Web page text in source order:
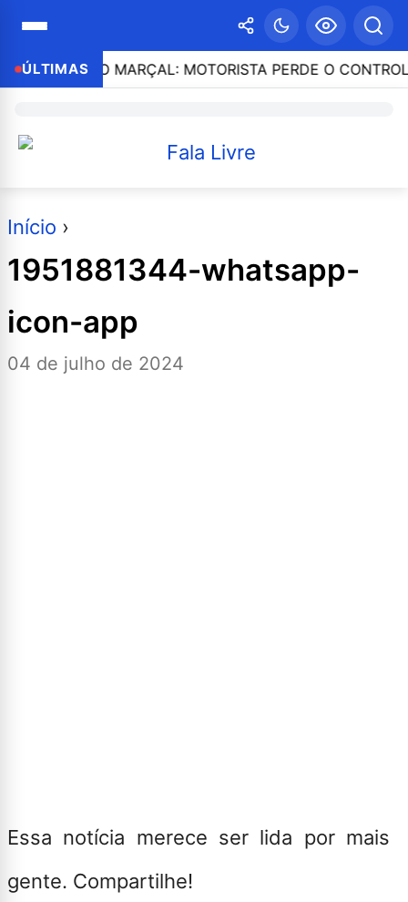
ÚLTIMAS
SERRA DO MARÇAL: MOTORISTA PERDE O
Início ›
1951881344-whatsapp-
icon-app
04 de julho de 2024
Essa notícia merece ser lida por mais
gente. Compartilhe!